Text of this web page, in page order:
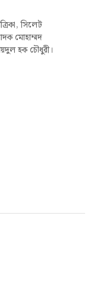
সিলেট
মোহাম্মদ
হক চৌধুরী।